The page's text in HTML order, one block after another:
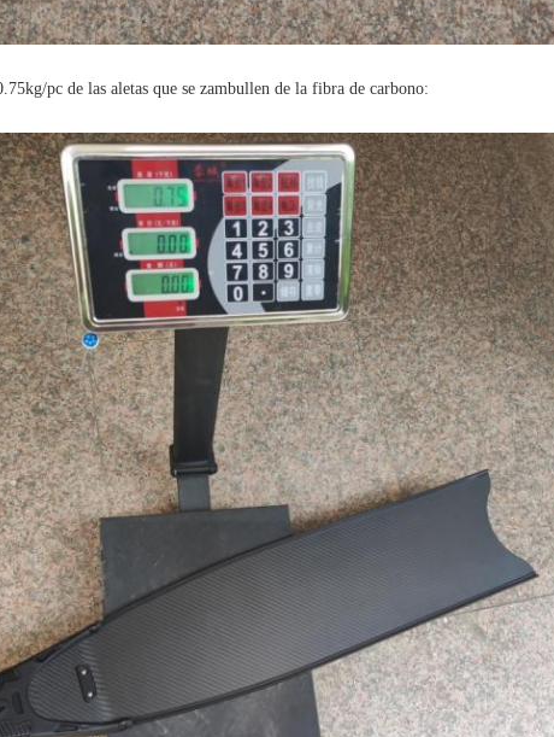
pc de las aletas que se zambullen de la fibra de carbono: